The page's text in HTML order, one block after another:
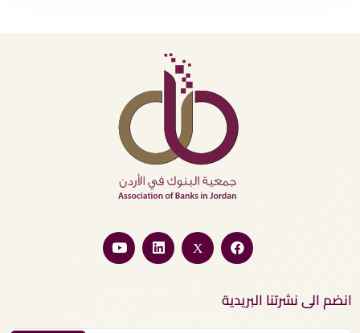
انضم الى نشرتنا البريدية